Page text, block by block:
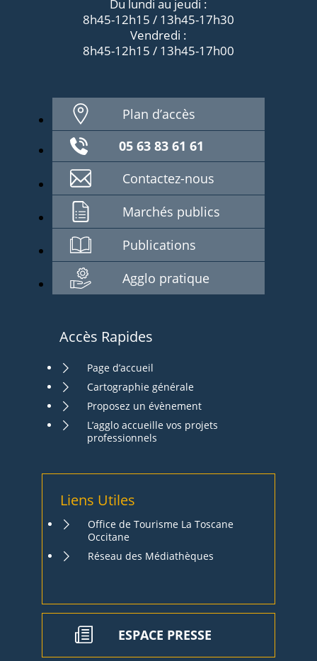
Du lundi au jeudi :
8h45-12h15 / 13h45-17h30
Vendredi :
8h45-12h15 / 13h45-17h00
Plan d’accès
05 63 83 61 61
Contactez-nous
Marchés publics
Publications
Agglo pratique
Accès Rapides
Page d’accueil
Cartographie générale
Proposez un évènement
L’agglo accueille vos projets
professionnels
Liens Utiles
Office de Tourisme La Toscane
Occitane
Réseau des Médiathèques
ESPACE PRESSE